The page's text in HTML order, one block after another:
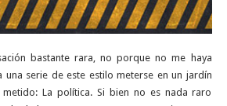
bastante rara, no porque no me haya
serie de este estilo meterse en un jardín
La política. Si bien no es nada raro